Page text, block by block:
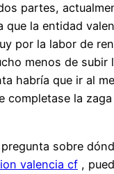
partes,
que la entidad
por la labor de
menos de subir
habría que ir al
completase la zaga
sobre
valencia cf ,